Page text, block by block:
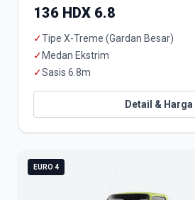
136 HDX 6.8
✓Tipe X-Treme (Gardan Besar)
✓ Medan Ekstrim
✓Sasis 6.8m
Detail & Harga
EURO 4